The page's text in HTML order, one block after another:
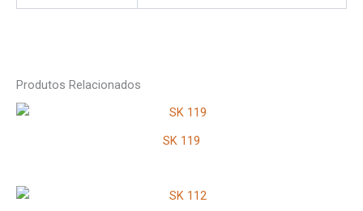
Produtos Relacionados
SK 119